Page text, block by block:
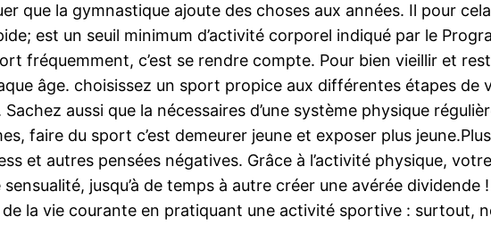
que la gymnastique ajoute des choses aux années. Il pour
est un seuil minimum d’activité corporel indiqué par le
fréquemment, c’est se rendre compte. Pour bien vieillir et
âge. choisissez un sport propice aux différentes étapes de
Sachez aussi que la nécessaires d’une système physique
faire du sport c’est demeurer jeune et exposer plus
et autres pensées négatives. Grâce à l’activité physique,
jusqu’à de temps à autre créer une avérée dividende
la vie courante en pratiquant une activité sportive : surtout,